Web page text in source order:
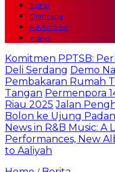
Bisnis
Olahraga
Advertorial
Indeks
Komitmen PPTSB:
Deli Serdang Demo
Pembakaran Rumah
Tangan Permenpora
Riau 2025 Jalan
Bolon ke Ujung
News in R&B Music: A
Performances, New
to Aaliyah